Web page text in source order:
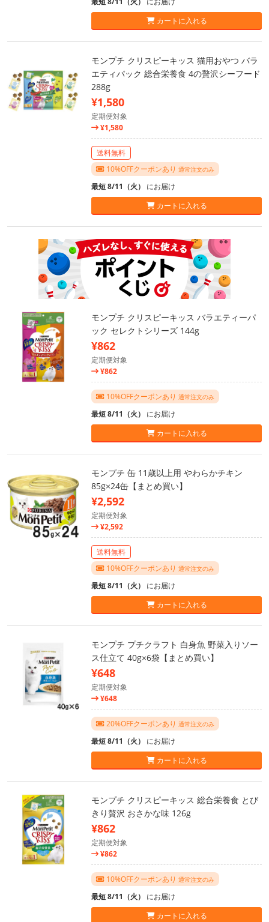
カートに入れる
モンプチ クリスピーキッス 猫用おやつ バラ
エティパック 総合栄養食 4の贅沢シーフード
288g
¥1,580
定期便対象
¥1,580
送料無料
10%OFFクーポンあり 通常注文のみ
最短 8/11（火） にお届け
カートに入れる
モンプチ クリスピーキッス バラエティーパ
ック セレクトシリーズ 144g
¥862
定期便対象
¥862
10%OFFクーポンあり 通常注文のみ
最短 8/11（火） にお届け
カートに入れる
モンプチ 缶 11歳以上用 やわらかチキン
85g×24缶【まとめ買い】
¥2,592
定期便対象
¥2,592
送料無料
10%OFFクーポンあり 通常注文のみ
最短 8/11（火） にお届け
カートに入れる
モンプチ プチクラフト 白身魚 野菜入りソー
ス仕立て 40g×6袋【まとめ買い】
¥648
定期便対象
¥648
20%OFFクーポンあり 通常注文のみ
最短 8/11（火） にお届け
カートに入れる
モンプチ クリスピーキッス 総合栄養食 とび
きり贅沢 おさかな味 126g
¥862
定期便対象
¥862
10%OFFクーポンあり 通常注文のみ
最短 8/11（火） にお届け
カートに入れる